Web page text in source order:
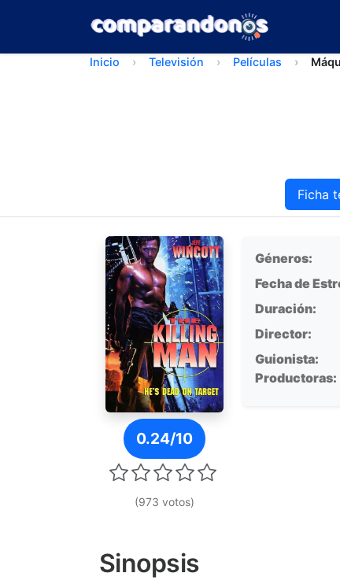
Inicio Televisión Películas
Ficha
Ficha técnica
Póster de Máquina Letal
0.24/10
(973 votos)
Géneros:
Fecha de
Duración:
Director:
Guionista:
Productoras:
Sinopsis